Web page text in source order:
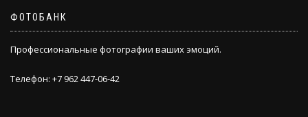
ФОТОБАНК
Профессиональные фотографии ваших эмоций.
Телефон: +7 962 447-06-42